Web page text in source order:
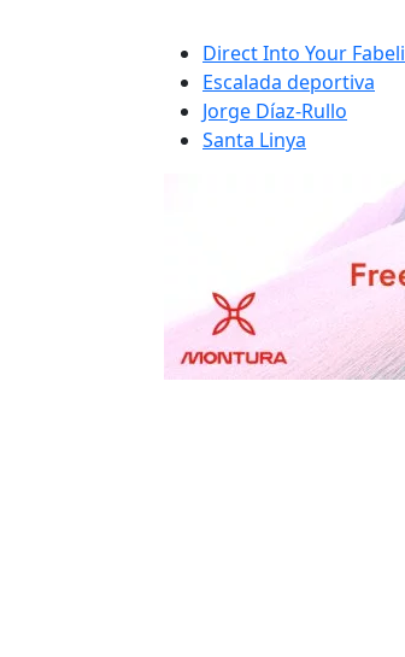
Direct Into Your
Escalada deportiva
Jorge Díaz-Rullo
Santa Linya